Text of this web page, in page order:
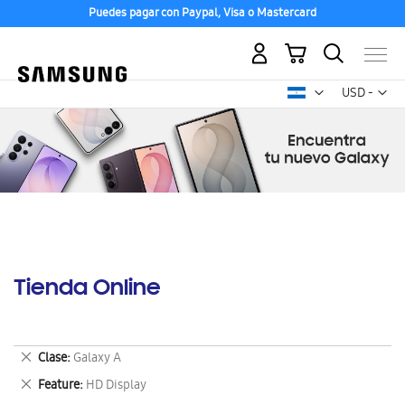
Puedes pagar con Paypal, Visa o Mastercard
USD -
dólar
Mi carrito
Tienda Online
Clase Galaxy A
Eliminar
este
artículo
Feature HD Display
Eliminar